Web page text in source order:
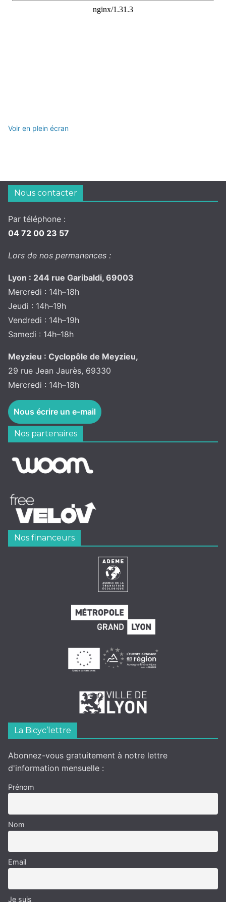
Voir en plein écran
Nous contacter
Par téléphone :
04 72 00 23 57
Lors de nos permanences :
Lyon : 244 rue Garibaldi, 69003
Mercredi : 14h–18h
Jeudi : 14h–19h
Vendredi : 14h–19h
Samedi : 14h–18h
Meyzieu : Cyclopôle de Meyzieu,
29 rue Jean Jaurès, 69330
Mercredi : 14h–18h
Nous écrire un e-mail
Nos partenaires
Nos financeurs
La Bicyc’lettre
Abonnez-vous gratuitement à notre lettre
d'information mensuelle :
Prénom
Nom
Email
Je suis